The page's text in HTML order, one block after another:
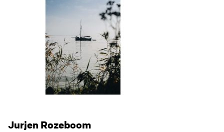
Jurjen Rozeboom